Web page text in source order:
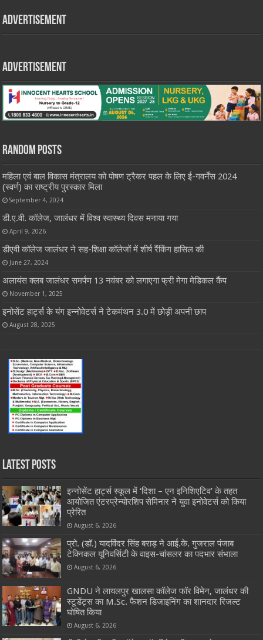
Advertisement
Advertisement
Random Posts
महिला एवं बाल विकास मंत्रालय को पोषण ट्रैकर पहल के लिए ई-गवर्नेंस 2024
(स्वर्ण) का राष्ट्रीय पुरस्कार मिला
September 4, 2024
डी.ए.वी. कॉलेज, जालंधर में विश्व स्वास्थ्य दिवस मनाया गया
April 9, 2026
डीएवी कॉलेज जालंधर ने सह-शिक्षा कॉलेजों में शीर्ष रैंकिंग हासिल की
June 27, 2024
अलायंस क्लब जालंधर समर्पण 13 नवंबर को लगाएगा फ्री मेगा मेडिकल कैंप
November 1, 2025
इनोसेंट हार्ट्स के यंग इन्नोवेटर्स ने टेकमंथन 3.0 में छोड़ी अपनी छाप
August 28, 2025
Latest Posts
इन्नोसेंट हार्ट्स स्कूल में ‘दिशा – एन इनिशिएटिव’ के तहत
आयोजित एंटरप्रेन्योरशिप सेमिनार ने युवा इनोवेटर्स को किया
प्रेरित
August 6, 2026
प्रो. (डॉ.) यादविंदर सिंह बराड़ ने आई.के. गुजराल पंजाब
टेक्निकल यूनिवर्सिटी के वाइस-चांसलर का पदभार संभाला
August 6, 2026
GNDU ने लायलपुर खालसा कॉलेज फॉर विमेन, जालंधर की
स्टूडेंट्स का M.Sc. फैशन डिजाइनिंग का शानदार रिजल्ट
घोषित किया
August 6, 2026